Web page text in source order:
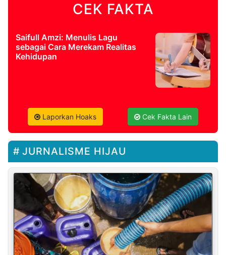
CEK FAKTA
Saifull Amzi: Menulis Lagu
sebagai Cara Merekam Realitas
Kehidupan
Laporkan Hoaks Cek Fakta Lain
JURNALISME HIJAU